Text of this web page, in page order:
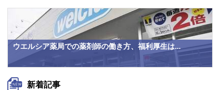
ウエルシア薬局での薬剤師の働き方、福利厚生は...
新着記事